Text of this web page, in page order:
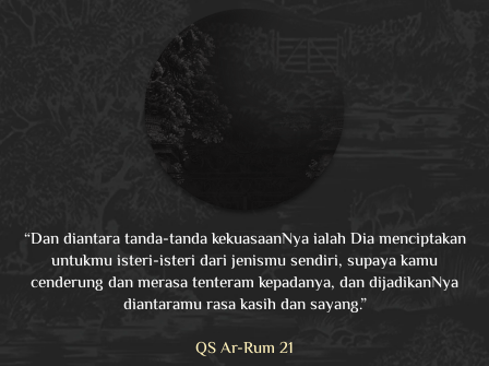
“Dan diantara tanda-tanda kekuasaanNya ialah Dia menciptakan
untukmu isteri-isteri dari jenismu sendiri, supaya kamu
cenderung dan merasa tenteram kepadanya, dan dijadikanNya
diantaramu rasa kasih dan sayang.”
QS Ar-Rum 21